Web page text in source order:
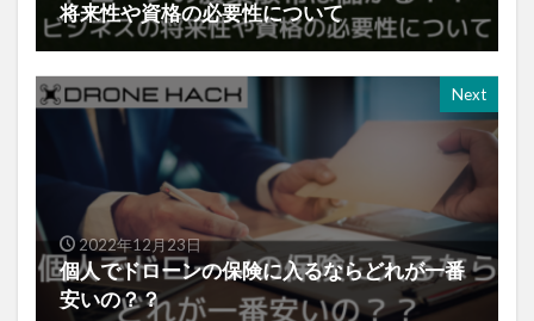
将来性や資格の必要性について
Next
2022年12月23日
個人でドローンの保険に入るならどれが一番
安いの？？